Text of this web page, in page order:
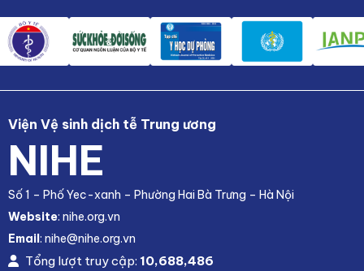
Viện Vệ sinh dịch tễ Trung ương
NIHE
Số 1 – Phố Yec-xanh – Phường Hai Bà Trưng – Hà Nội
Website: nihe.org.vn
Email: nihe@nihe.org.vn
Tổng lượt truy cập: 10,688,486